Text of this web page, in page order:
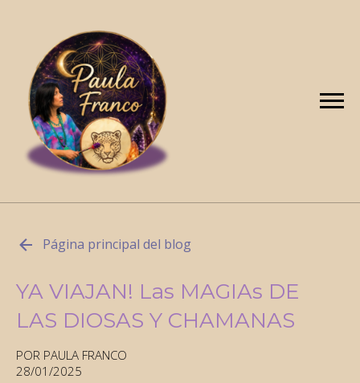
Página principal del blog
YA VIAJAN! Las MAGIAs DE
LAS DIOSAS Y CHAMANAS
POR PAULA FRANCO
28/01/2025